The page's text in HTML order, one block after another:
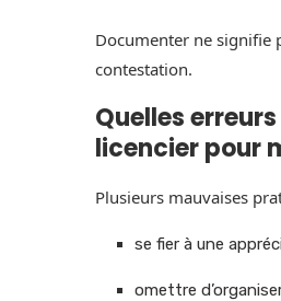
Documenter ne signifie
contestation.
Quelles
licencier pour
Plusieurs mauvaises
se fier à une
omettre